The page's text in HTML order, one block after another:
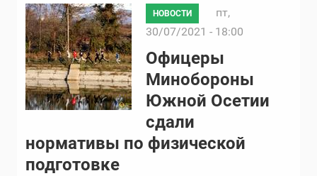
НОВОСТИ
пт,
30/07/2021 - 18:00
Офицеры
Минобороны
Южной Осетии
сдали
нормативы по физической
подготовке